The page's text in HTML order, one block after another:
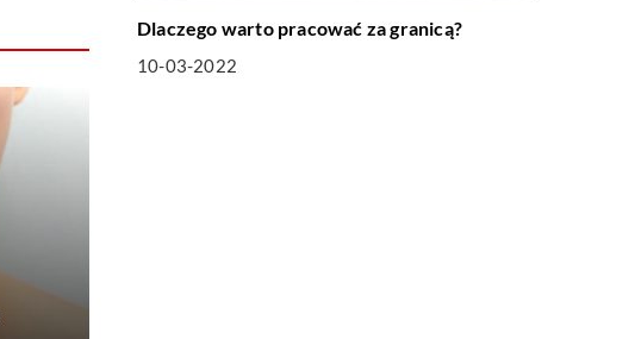
Dlaczego warto pracować za granicą?
10-03-2022